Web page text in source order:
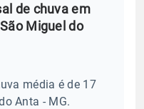
de chuva em
Miguel do
média é de 17
Anta - MG.